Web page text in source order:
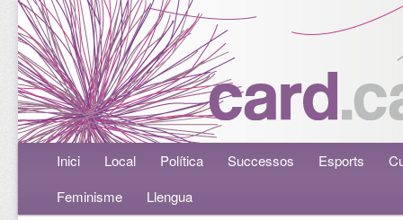
Menú principalAneu al contingut principal
Aneu al contingut secundari
Inici Local Política Successos Esports
Feminisme
Llengua